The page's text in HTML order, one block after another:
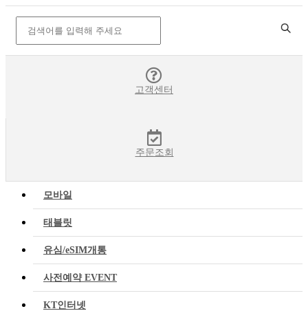
고객센터
주문조회
모바일
태블릿
유심/eSIM개통
사전예약 EVENT
KT인터넷